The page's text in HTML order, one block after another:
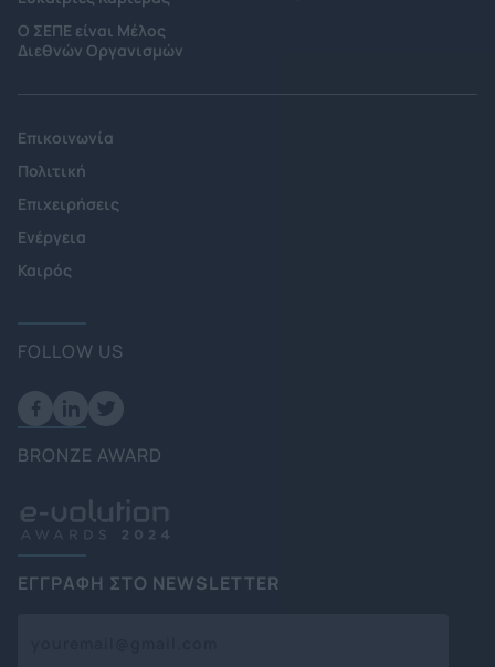
Ο ΣΕΠΕ είναι Μέλος
Διεθνών Οργανισμών
Επικοινωνία
Πολιτική
Επιχειρήσεις
Ενέργεια
Καιρός
FOLLOW US
BRONZE AWARD
ΕΓΓΡΑΦΗ ΣΤΟ NEWSLETTER